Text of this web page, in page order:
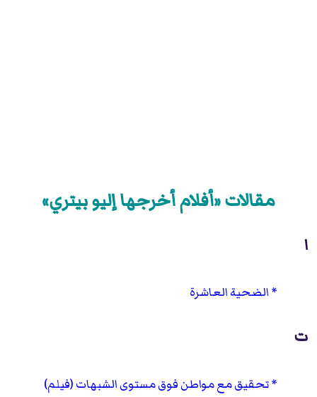
مقالات «أفلام أخرجها إليو بيتري»
ا
الضحية العاشرة
ت
تحقيق مع مواطن فوق مستوى الشبهات (فيلم)